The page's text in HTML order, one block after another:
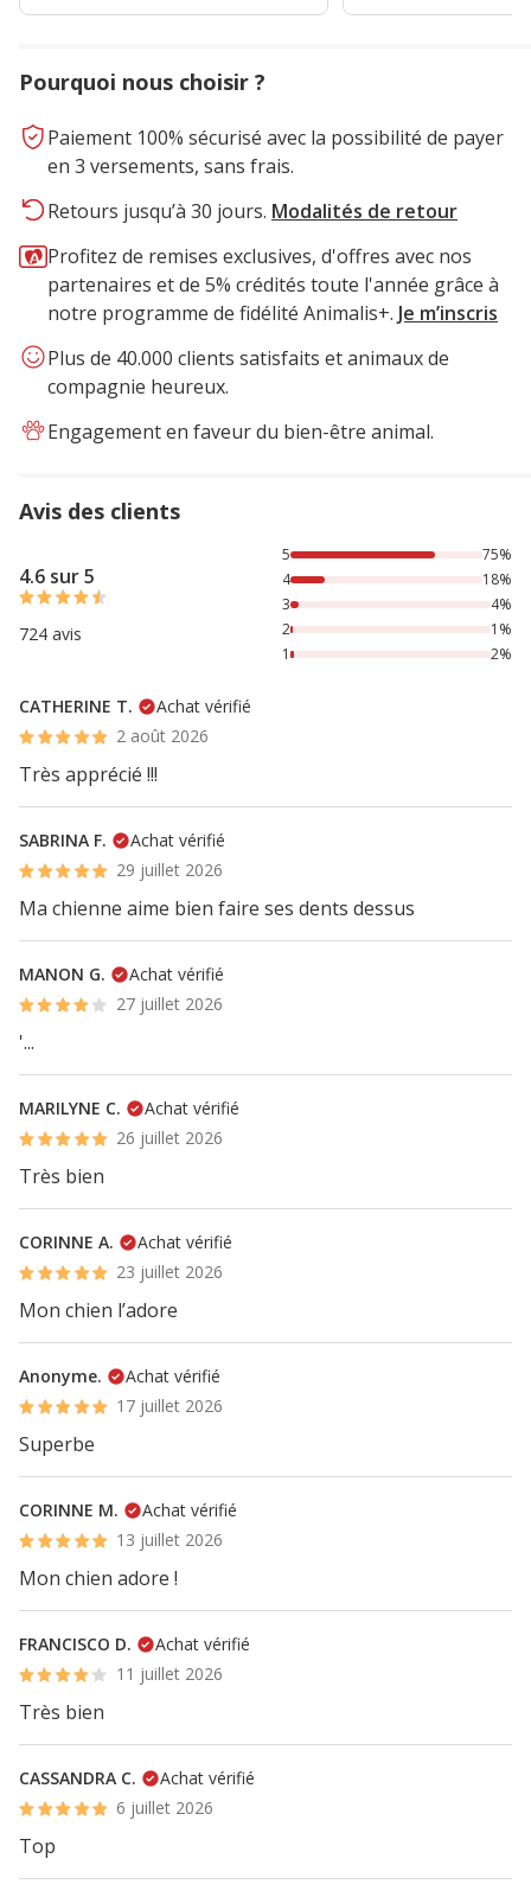
Pourquoi nous choisir ?
Paiement 100% sécurisé avec la possibilité de payer
en 3 versements, sans frais.
Retours jusqu’à 30 jours. Modalités de retour
Profitez de remises exclusives, d'offres avec nos
partenaires et de 5% crédités toute l'année grâce à
notre programme de fidélité Animalis+. Je m’inscris
Plus de 40.000 clients satisfaits et animaux de
compagnie heureux.
Engagement en faveur du bien-être animal.
Avis des clients
4.6 sur 5
724 avis
75% des personnes lont noté avec {1} étoiles, 18% des
5
75%
4
18%
3
4%
2
1%
1
2%
CATHERINE T.
Achat vérifié
2 août 2026
Très apprécié !!!
SABRINA F.
Achat vérifié
29 juillet 2026
Ma chienne aime bien faire ses dents dessus
MANON G.
Achat vérifié
27 juillet 2026
'...
MARILYNE C.
Achat vérifié
26 juillet 2026
Très bien
CORINNE A.
Achat vérifié
23 juillet 2026
Mon chien l’adore
Anonyme.
Achat vérifié
17 juillet 2026
Superbe
CORINNE M.
Achat vérifié
13 juillet 2026
Mon chien adore !
FRANCISCO D.
Achat vérifié
11 juillet 2026
Très bien
CASSANDRA C.
Achat vérifié
6 juillet 2026
Top